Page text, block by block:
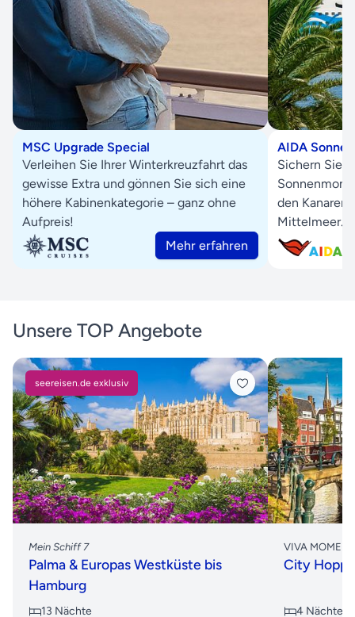
MSC Upgrade Special
Verleihen Sie Ihrer Winterkreuzfahrt das
gewisse Extra und gönnen Sie sich eine
höhere Kabinenkategorie – ganz ohne
Aufpreis!
Mehr erfahren
AIDA Sonne
Sichern Sie
den Kanaren
Mittelmeer.
Unsere TOP Angebote
seereisen.de exklusiv
Mein Schiff 7
Palma & Europas Westküste bis
Hamburg
13 Nächte
VIVA
City
4 Nächte